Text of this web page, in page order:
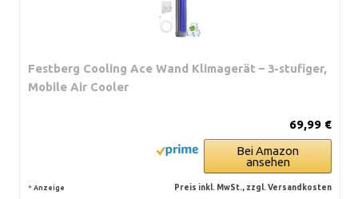
Festberg Cooling Ace Wand Klimagerät – 3-stufiger,
Mobile Air Cooler
69,99 €
Bei Amazon
ansehen
* Anzeige Preis inkl. MwSt., zzgl. Versandkosten